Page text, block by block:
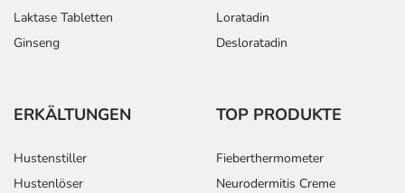
Laktase Tabletten
Ginseng
Loratadin
Desloratadin
ERKÄLTUNGEN
Hustenstiller
Hustenlöser
TOP PRODUKTE
Fieberthermometer
Neurodermitis Creme